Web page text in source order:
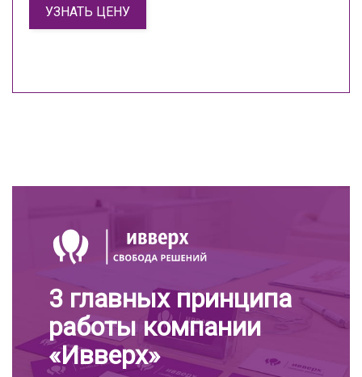
УЗНАТЬ ЦЕНУ
3 главных принципа
работы компании
«Ивверх»